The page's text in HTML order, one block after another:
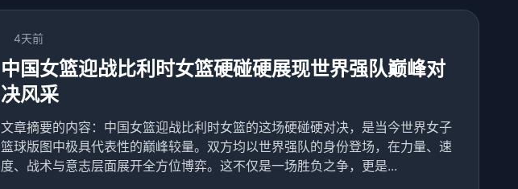
4天前
中国女篮迎战比利时女篮硬碰硬展现世界强队巅峰对
决风采
文章摘要的内容：中国女篮迎战比利时女篮的这场硬碰硬对决，是当今世界女子
篮球版图中极具代表性的巅峰较量。双方均以世界强队的身份登场，在力量、速
度、战术与意志层面展开全方位博弈。这不仅是一场胜负之争，更是...